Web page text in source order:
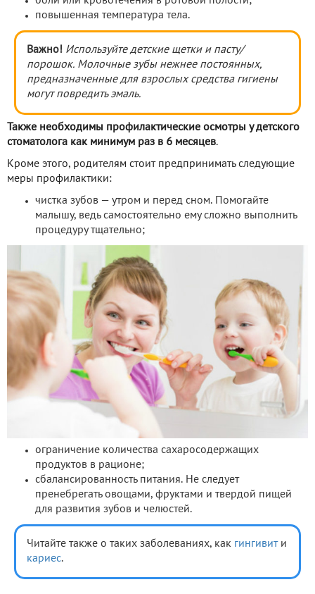
повышенная температура тела.
Важно! Используйте детские щетки и пасту/
порошок. Молочные зубы нежнее постоянных,
предназначенные для взрослых средства гигиены
могут повредить эмаль.
Также необходимы профилактические осмотры у детского
стоматолога как минимум раз в 6 месяцев.
Кроме этого, родителям стоит предпринимать следующие
меры профилактики:
чистка зубов — утром и перед сном. Помогайте
малышу, ведь самостоятельно ему сложно выполнить
процедуру тщательно;
ограничение количества сахаросодержащих
продуктов в рационе;
сбалансированность питания. Не следует
пренебрегать овощами, фруктами и твердой пищей
для развития зубов и челюстей.
Читайте также о таких заболеваниях, как гингивити
кариес.